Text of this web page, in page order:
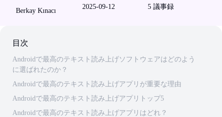
Berkay Kınacı
2025-09-12 5 議事録
目次
Androidで最高のテキスト読み上げソフトウェアはどのよう
に選ばれたのか？
Androidで最高のテキスト読み上げアプリが重要な理由
Androidで最高のテキスト読み上げアプリトップ5
Androidで最高のテキスト読み上げアプリはどれ？